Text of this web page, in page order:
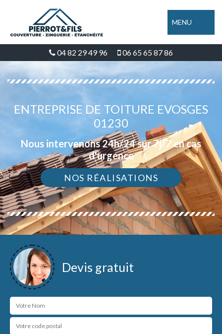
MENU
04 82 29 49 96 06 65 65 87 86
ENTREPRISE DE TOITURE EVOSGES
01230
Nous intervenons 24h/24 sur 7j/7 en cas
d'urgence
NOS RÉALISATIONS
Devis gratuit